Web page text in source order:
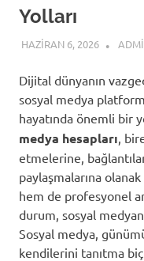
Yolları
HAZIRAN 6, 2026
Dijital dünyanın
sosyal medya
hayatında önemli bir
medya hesapları ,
etmelerine,
paylaşmalarına
hem de profesyonel
durum, sosyal
Sosyal medya,
kendilerini tanıtma